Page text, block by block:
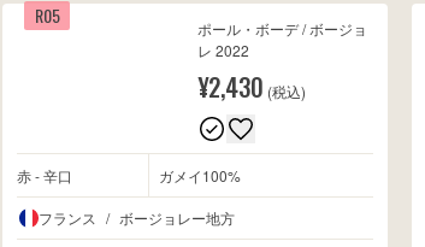
R05
ポール・ボーデ / ボージョ
レ 2022
¥2,430 (税込)
赤 - 辛口 ガメイ100%
フランス / ボージョレー地方